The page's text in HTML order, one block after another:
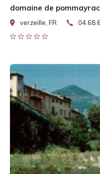
domaine de
verzeille, FR